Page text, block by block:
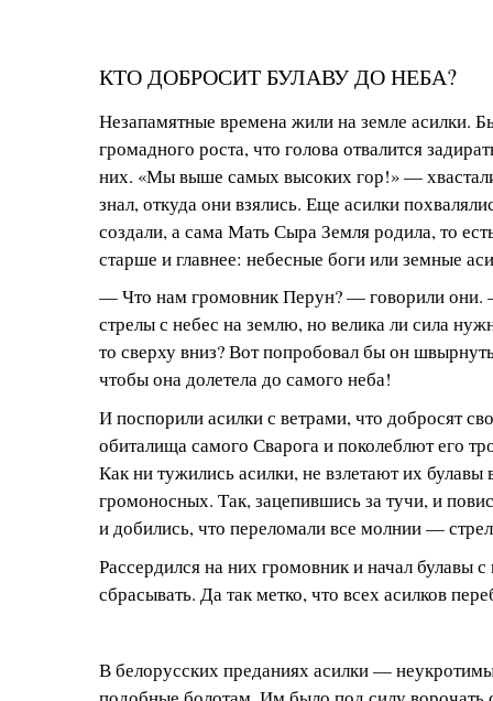
КТО ДОБРОСИТ БУЛАВУ ДО НЕБА?
Незапамятные времена жили на земле асилки.
громадного роста, что голова отвалится
них. «Мы выше самых высоких гор!» —
знал, откуда они взялись. Еще асилки
создали, а сама Мать Сыра Земля родила, то
старше и главнее: небесные боги или земные
— Что нам громовник Перун? — говорили
стрелы с небес на землю, но велика ли сила
то сверху вниз? Вот попробовал бы он
чтобы она долетела до самого неба!
И поспорили асилки с ветрами, что добросят
обиталища самого Сварога и поколеблют его
Как ни тужились асилки, не взлетают их
громоносных. Так, зацепившись за тучи, и
и добились, что переломали все молнии —
Рассердился на них громовник и начал булавы
сбрасывать. Да так метко, что всех асилков
В белорусских преданиях асилки —